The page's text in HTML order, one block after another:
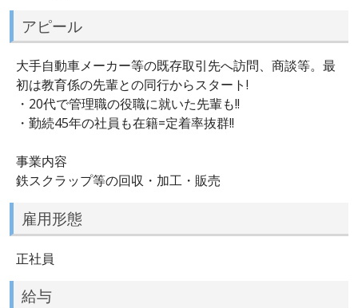
アピール
大手自動車メーカー等の既存取引先へ訪問、商談等。最
初は教育係の先輩との同行からスタート!
・20代で管理職の役職に就いた先輩も!!
・勤続45年の社員も在籍=定着率抜群!!
事業内容
鉄スクラップ等の回収・加工・販売
雇用形態
正社員
給与